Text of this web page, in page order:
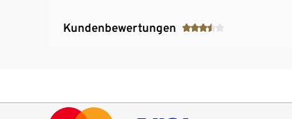
Kundenbewertungen